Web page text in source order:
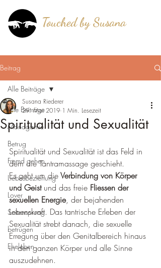
Touched by Susana
Beitrag
Alle Beiträge
Monogamie
Betrug
Fremd gehen
Liebesbeziehung
Lover
Seitensprung
betrügen
Eheleben
Alle Beiträge
Spiritualität und Sexualität
Susana Riederer
29. Mai 2019 1 Min. Lesezeit
Spiritualität und Sexualität ist das Feld in
dem die Tantramassage geschieht.
Es geht um die Verbindung von Körper
und Geist und das freie Fliessen der
sexuellen Energie, der bejahenden
Lebenskraft. Das tantrische Erleben der
Sexualität strebt danach, die sexuelle
Erregung über den Genitalbereich hinaus
in den ganzen Körper und alle Sinne
auszudehnen.